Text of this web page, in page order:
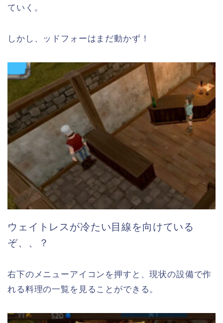
ていく。
しかし、ッドフォーはまだ動かず！
ウェイトレスが冷たい目線を向けている
ぞ、、？
右下のメニューアイコンを押すと、現状の設備で作
れる料理の一覧を見ることができる。